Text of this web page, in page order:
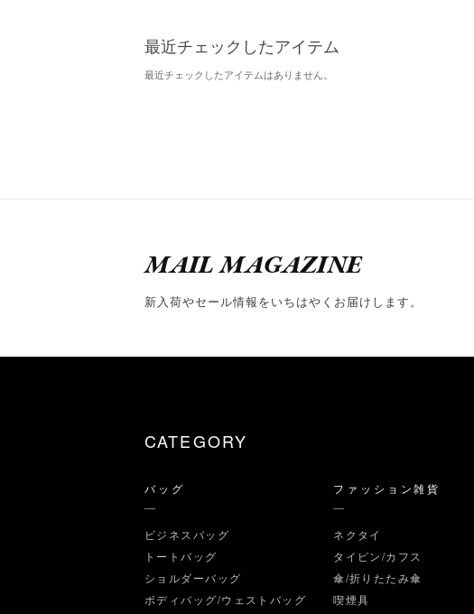
最近チェックしたアイテム
最近チェックしたアイテムはありません。
MAIL MAGAZINE
新入荷やセール情報をいちはやくお届けします。
CATEGORY
バッグ
ビジネスバッグ
トートバッグ
ショルダーバッグ
ボディバッグ/ウェストバッグ
ファッション雑貨
ネクタイ
タイピン/カフス
傘/折りたたみ傘
喫煙具